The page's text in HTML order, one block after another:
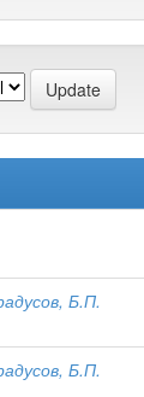
Б.П.
Б.П.